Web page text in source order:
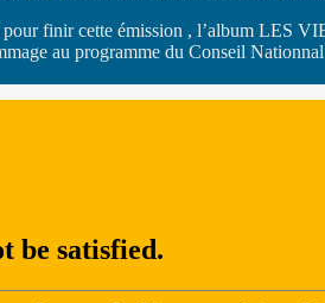
finir cette émission , l’album LES
au programme du Conseil